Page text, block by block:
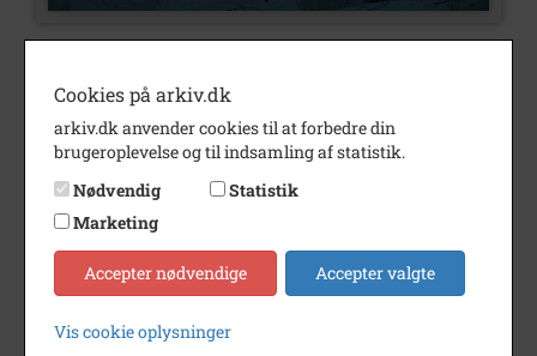
Arkivskaber
Jens Peder Kristian Pedersen
Beskrivelse
Jens Peder Kristian Pedersen,
Født/stiftet
16/09-1903
Periode
1880 - 1922
Se på kort
Cookies på arkiv.dk
arkiv.dk anvender cookies til at forbedre din
brugeroplevelse og til indsamling af statistik.
Nødvendig
Statistik
Marketing
Accepter nødvendige Accepter valgte
Vis cookie oplysninger